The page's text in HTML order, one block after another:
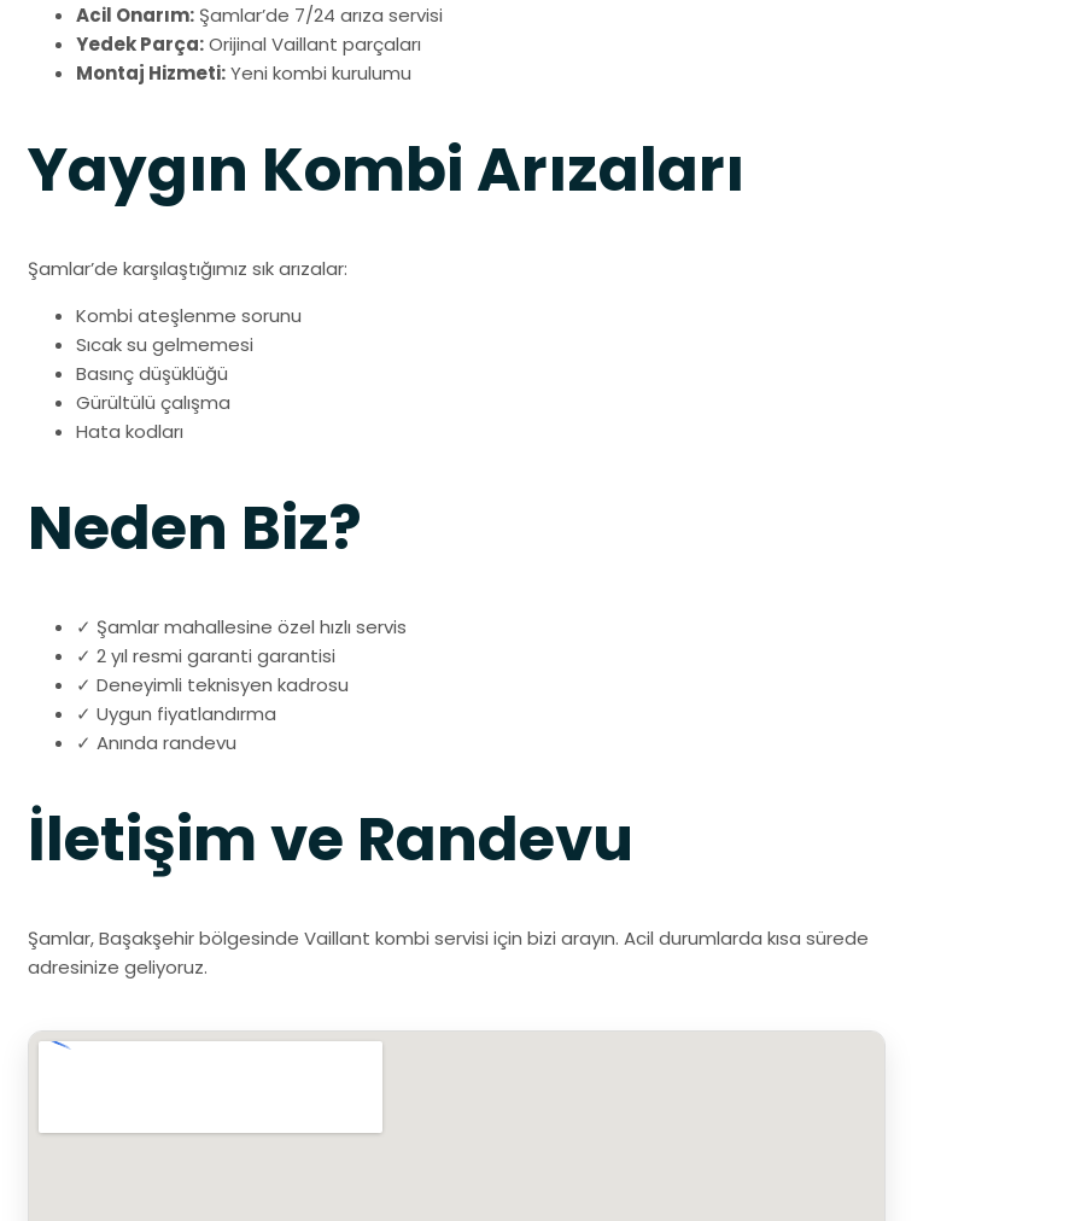
Acil Onarım: Şamlar’de 7/24 arıza servisi
Yedek Parça:Orijinal Vaillant parçaları
Montaj Hizmeti:Yeni kombi kurulumu
Yaygın Kombi Arızaları
Şamlar’de karşılaştığımız sık arızalar:
Kombi ateşlenme sorunu
Sıcak su gelmemesi
Basınç düşüklüğü
Gürültülü çalışma
Hata kodları
Neden Biz?
✓ Şamlar mahallesine özel hızlı servis
✓ 2 yıl resmi garanti garantisi
✓ Deneyimli teknisyen kadrosu
✓ Uygun fiyatlandırma
✓ Anında randevu
İletişim ve Randevu
Şamlar, Başakşehir bölgesinde Vaillant kombi servisi için bizi arayın. Acil durumlarda kısa sürede
adresinize geliyoruz.